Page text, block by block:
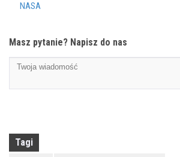
NASA
Masz pytanie? Napisz do nas
Tagi